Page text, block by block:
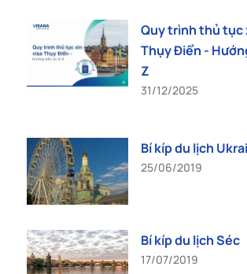
Quy trình thủ tục
Thụy Điển -
Z
31/12/2025
Bí kíp du lịch
25/06/2019
Bí kíp du lịch Séc
17/07/2019